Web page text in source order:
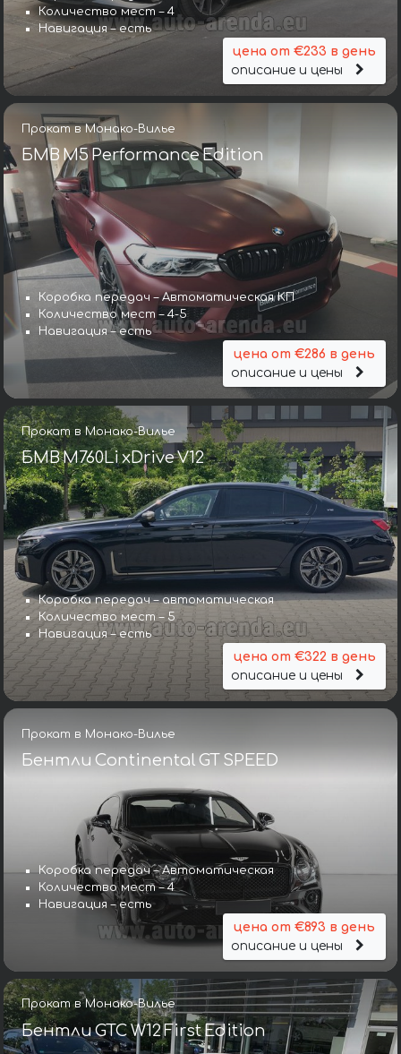
Количество мест – 4
Навигация – есть
цена от €233 в день
описание и цены
Прокат в Монако-Вилье
БМВ M5 Performance Edition
Коробка передач – Автоматическая КП
Количество мест – 4-5
Навигация – есть
цена от €286 в день
описание и цены
Прокат в Монако-Вилье
БМВ M760Li xDrive V12
Коробка передач – автоматическая
Количество мест – 5
Навигация – есть
цена от €322 в день
описание и цены
Прокат в Монако-Вилье
Бентли Continental GT SPEED
Коробка передач – Автоматическая
Количество мест – 4
Навигация – есть
цена от €893 в день
описание и цены
Прокат в Монако-Вилье
Бентли GTC W12 First Edition